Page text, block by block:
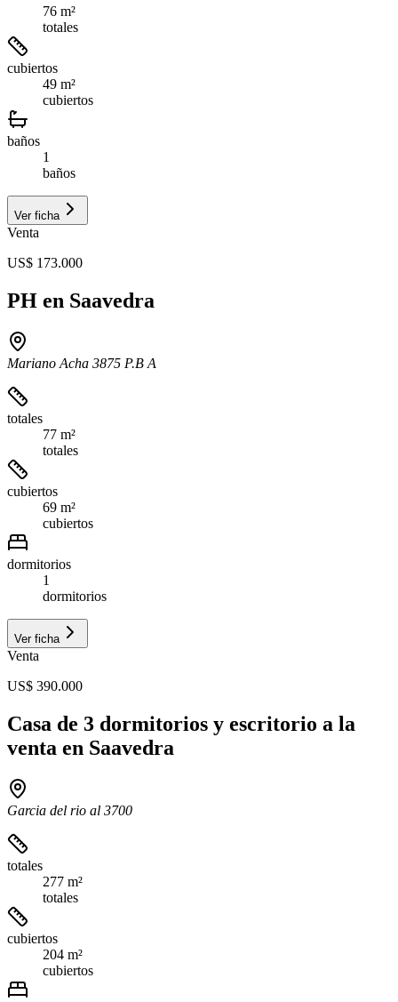
76 m²
totales
cubiertos
49 m²
cubiertos
baños
1
baños
Ver ficha
Venta
US$ 173.000
PH en Saavedra
Mariano Acha 3875 P.B A
totales
77 m²
totales
cubiertos
69 m²
cubiertos
dormitorios
1
dormitorios
Ver ficha
Venta
US$ 390.000
Casa de 3 dormitorios y escritorio a la
venta en Saavedra
Garcia del rio al 3700
totales
277 m²
totales
cubiertos
204 m²
cubiertos